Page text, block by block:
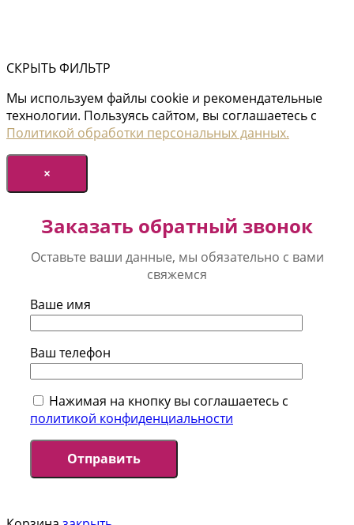
СКРЫТЬ ФИЛЬТР
Мы используем файлы cookie и рекомендательные
технологии. Пользуясь сайтом, вы соглашаетесь с
Политикой обработки персональных данных.
×
Заказать обратный звонок
Оставьте ваши данные, мы обязательно с вами
свяжемся
Ваше имя
Ваш телефон
Нажимая на кнопку вы соглашаетесь с
политикой конфиденциальности